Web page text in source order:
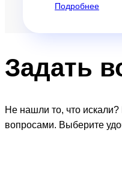
Подробнее
Задать
Не нашли то, что
вопросами. Выберите